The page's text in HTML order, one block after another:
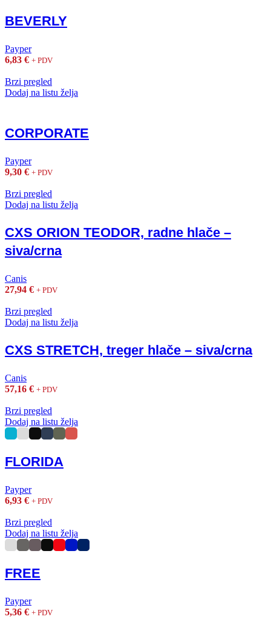
BEVERLY
Payper
6,83 € + PDV
Brzi pregled
Dodaj na listu želja
CORPORATE
Payper
9,30 € + PDV
Brzi pregled
Dodaj na listu želja
CXS ORION TEODOR, radne hlače –
siva/crna
Canis
27,94 € + PDV
Brzi pregled
Dodaj na listu želja
CXS STRETCH, treger hlače – siva/crna
Canis
57,16 € + PDV
Brzi pregled
Dodaj na listu želja
FLORIDA
Payper
6,93 € + PDV
Brzi pregled
Dodaj na listu želja
FREE
Payper
5,36 € + PDV